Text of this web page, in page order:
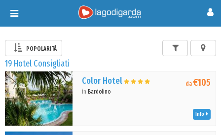
Toggle
navigation
POPOLARITÀ
19 Hotel Consigliati
Color Hotel
in Bardolino
da€105
Info